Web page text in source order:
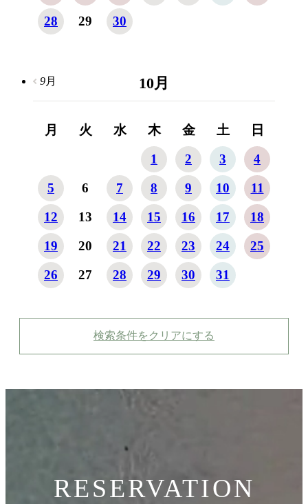
28
29 30
10月
月 火 水 木 金 土
日
1
2 3
4
5
6 7 8 9 10
11
12
13 14 15 16 17
18
19
20 21 22 23 24
25
26
27 28 29 30 31
9月
検索条件をクリアにする
RESERVATION